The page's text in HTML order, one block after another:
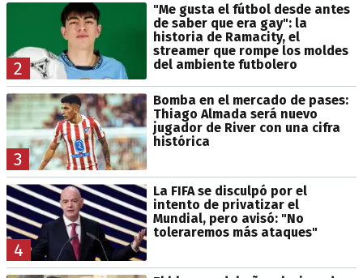
2
"Me gusta el fútbol desde antes
de saber que era gay": la
historia de Ramacity, el
streamer que rompe los moldes
del ambiente futbolero
3
Bomba en el mercado de pases:
Thiago Almada será nuevo
jugador de River con una cifra
histórica
4
La FIFA se disculpó por el
intento de privatizar el
Mundial, pero avisó: "No
toleraremos más ataques"